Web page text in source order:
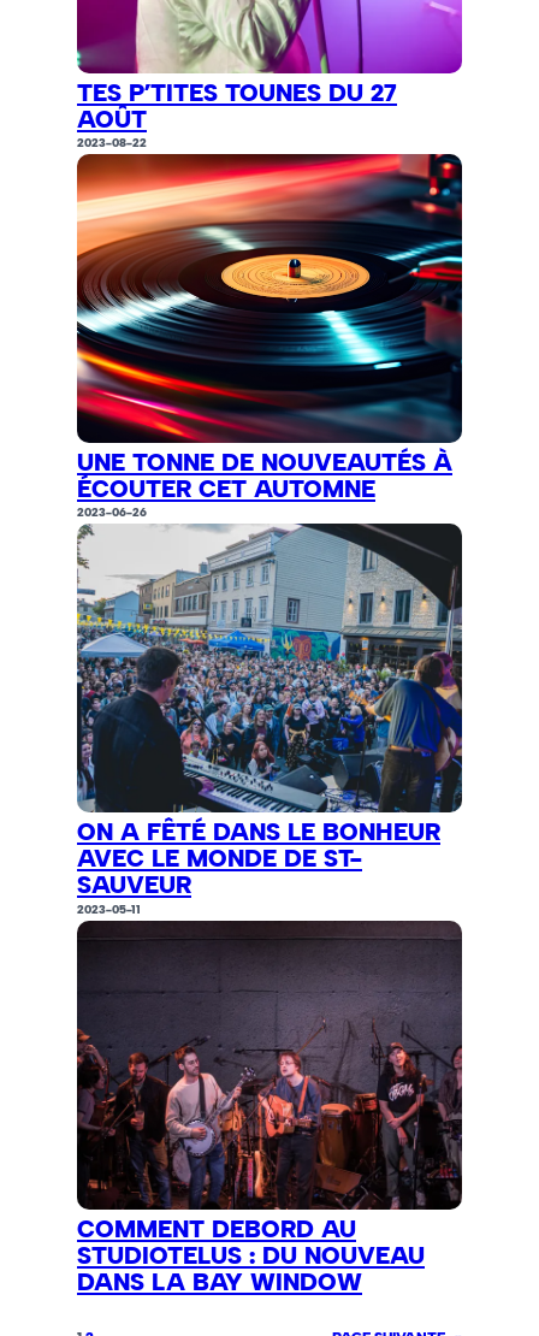
TES P’TITES TOUNES DU 27
AOÛT
2023-08-22
UNE TONNE DE NOUVEAUTÉS À
ÉCOUTER CET AUTOMNE
2023-06-26
ON A FÊTÉ DANS LE BONHEUR
AVEC LE MONDE DE ST-
SAUVEUR
2023-05-11
COMMENT DEBORD AU
STUDIOTELUS : DU NOUVEAU
DANS LA BAY WINDOW